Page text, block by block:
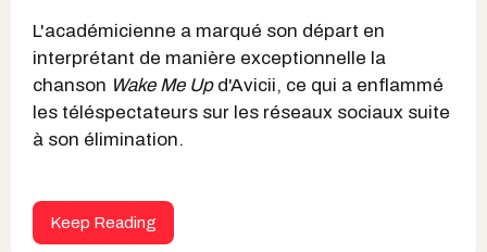
L'académicienne a marqué son départ en
interprétant de manière exceptionnelle la
chanson Wake Me Up d'Avicii, ce qui a enflammé
les téléspectateurs sur les réseaux sociaux suite
à son élimination.
Keep Reading